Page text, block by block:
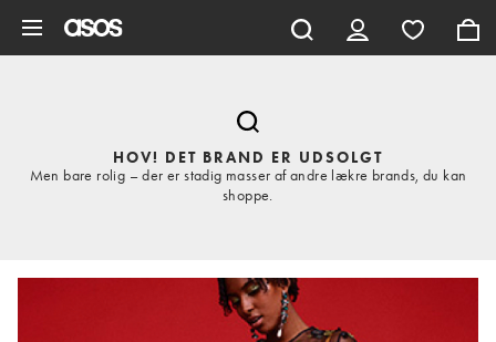
HOV! DET BRAND ER UDSOLGT
Men bare rolig – der er stadig masser af andre lækre brands, du kan
shoppe.